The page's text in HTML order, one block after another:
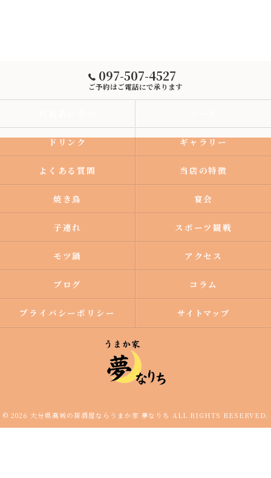
097-507-4527
ご予約はご電話にで承ります
ドリンク ギャラリー
よくある質問 当店の特徴
焼き鳥 宴会
子連れ スポーツ観戦
モツ鍋 アクセス
ブログ コラム
プライバシーポリシー サイトマップ
© 2026 大分県高城の居酒屋ならうまか家 夢なりち ALL RIGHTS RESERVED.